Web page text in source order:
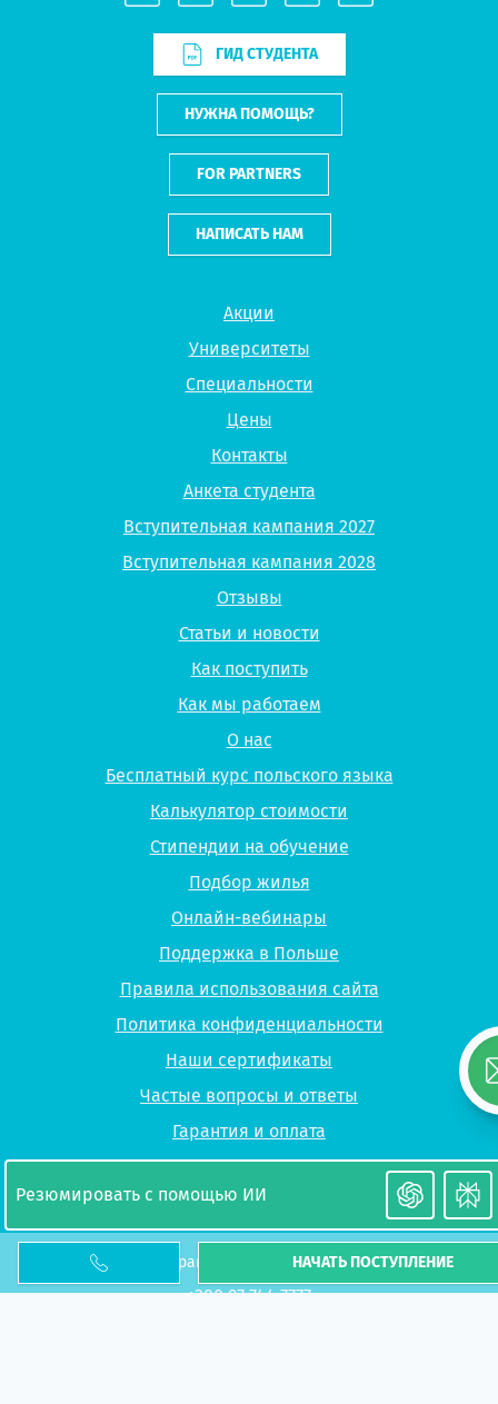
НАЧАТЬ ПОСТУПЛЕНИЕ
Акции
Университеты
Специальности
Цены
Контакты
Анкета студента
Вступительная кампания 2027
Вступительная кампания 2028
Отзывы
Статьи и новости
Как поступить
Как мы работаем
О нас
Бесплатный курс польского языка
Калькулятор стоимости
Стипендии на обучение
Подбор жилья
Онлайн-вебинары
Поддержка в Польше
Правила использования сайта
Политика конфиденциальности
Наши сертификаты
Частые вопросы и ответы
Гарантия и оплата
ГИД СТУДЕНТА
НУЖНА ПОМОЩЬ?
FOR PARTNERS
НАПИСАТЬ НАМ
Всеукраинская горячая линия:
+380 97 744 7777
Резюмировать с помощью ИИ